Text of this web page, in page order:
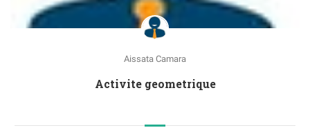
Aissata Camara
Activite geometrique